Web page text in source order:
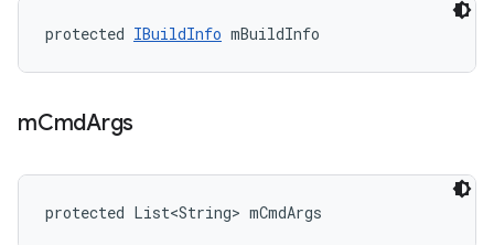
protected IBuildInfo mBuildInfo
mCmdArgs
protected List<String> mCmdArgs